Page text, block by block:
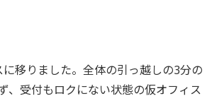
移りました。全体の引っ越しの3分の
、受付もロクにない状態の仮オフィス